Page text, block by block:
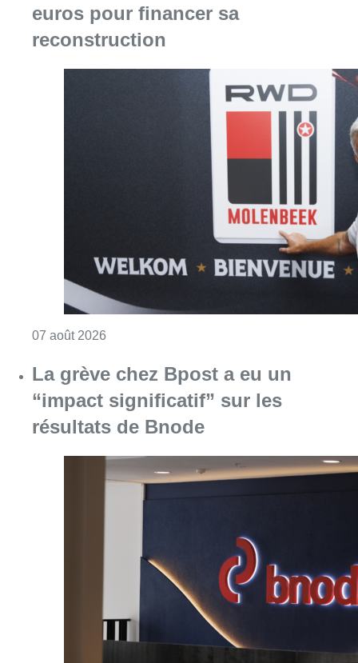
euros pour financer sa
reconstruction
07 août 2026
La grève chez Bpost a eu un
“impact significatif” sur les
résultats de Bnode